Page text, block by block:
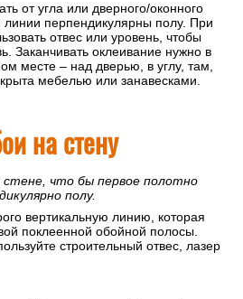
от угла или дверного/оконного
линии перпендикулярны полу. При
отвес или уровень, чтобы
Заканчивать оклеивание нужно в
месте – над дверью, в углу, там,
мебелью или занавесками.
на стену
что бы первое полотно
полу.
вертикальную линию, которая
поклеенной обойной полосы.
строительный отвес, лазер